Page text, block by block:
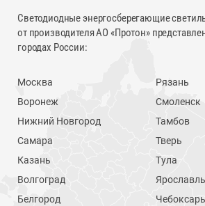
Светодиодные энергосберегающие
от производителя АО «Протон»
городах России:
Москва
Воронеж
Нижний Новгород
Самара
Казань
Волгоград
Белгород
Рязань
Смоленск
Тамбов
Тверь
Тула
Ярославль